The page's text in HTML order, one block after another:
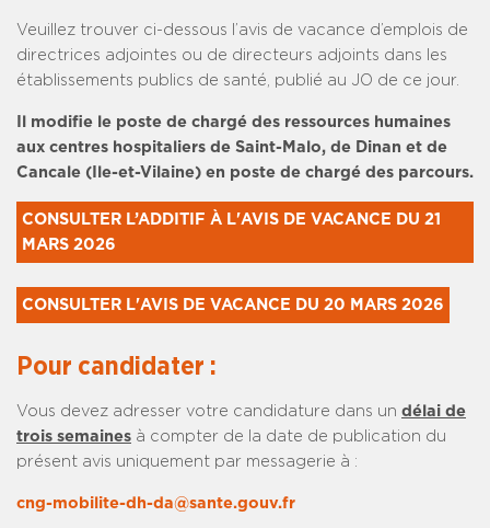
Veuillez trouver ci-dessous l’avis de vacance d’emplois de
directrices adjointes ou de directeurs adjoints dans les
établissements publics de santé, publié au JO de ce jour.
Il modifie le poste de chargé des ressources humaines
aux centres hospitaliers de Saint-Malo, de Dinan et de
Cancale (Ile-et-Vilaine) en poste de chargé des parcours.
CONSULTER L’ADDITIF À L'AVIS DE VACANCE DU 21
MARS 2026
CONSULTER L'AVIS DE VACANCE DU 20 MARS 2026
Pour candidater :
Vous devez adresser votre candidature dans un délai de
trois semaines à compter de la date de publication du
présent avis uniquement par messagerie à :
cng-mobilite-dh-da@sante.gouv.fr